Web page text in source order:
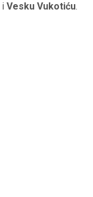
i Vesku Vukotiću.